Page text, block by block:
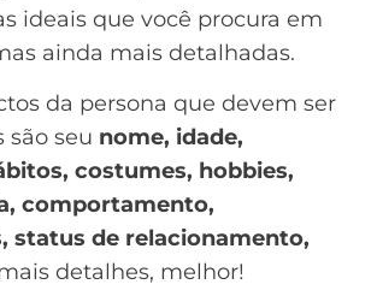
ideais que você procura em
ainda mais detalhadas.
da persona que devem ser
são seu nome, idade,
costumes, hobbies,
comportamento,
status de relacionamento,
detalhes, melhor!